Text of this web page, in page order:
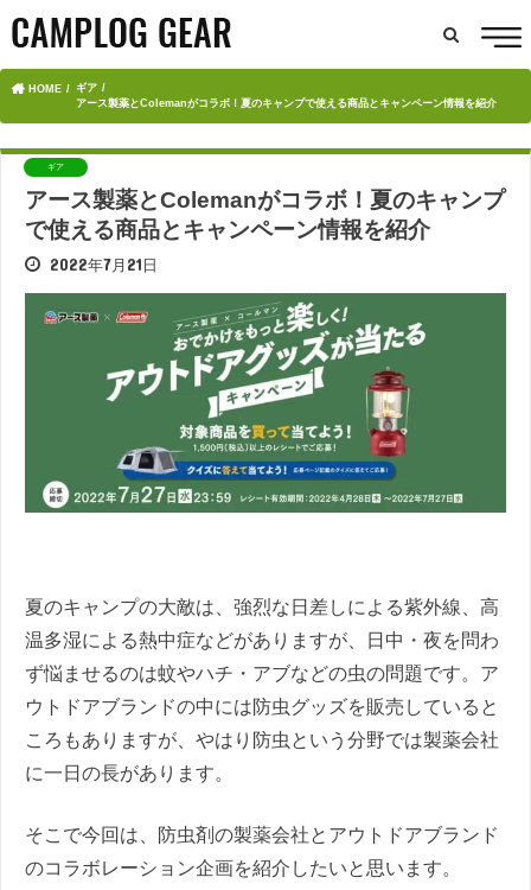
HOME
ギア
アース製薬とColemanがコラボ！夏のキャンプで使える商品とキャンペーン情報を紹介
ギア
アース製薬とColemanがコラボ！夏のキャンプ
で使える商品とキャンペーン情報を紹介
2022年7月21日
夏のキャンプの大敵は、強烈な日差しによる紫外線、高
温多湿による熱中症などがありますが、日中・夜を問わ
ず悩ませるのは蚊やハチ・アブなどの虫の問題です。ア
ウトドアブランドの中には防虫グッズを販売していると
ころもありますが、やはり防虫という分野では製薬会社
に一日の長があります。
そこで今回は、防虫剤の製薬会社とアウトドアブランド
のコラボレーション企画を紹介したいと思います。